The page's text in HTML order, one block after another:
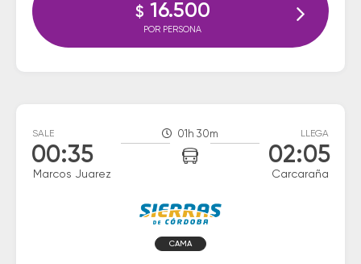
$ 16.500
POR PERSONA
SALE
00:35
Marcos Juarez
01h 30m LLEGA
02:05
Carcaraña
CAMA